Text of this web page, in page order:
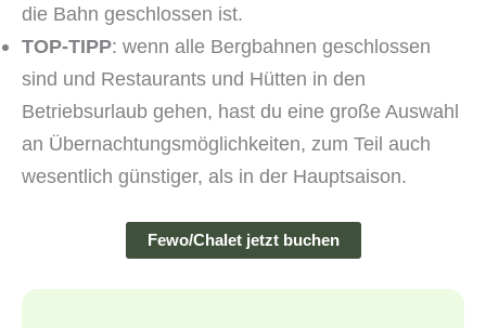
die Bahn geschlossen ist.
TOP-TIPP: wenn alle Bergbahnen geschlossen
sind und Restaurants und Hütten in den
Betriebsurlaub gehen, hast du eine große Auswahl
an Übernachtungsmöglichkeiten, zum Teil auch
wesentlich günstiger, als in der Hauptsaison.
Fewo/Chalet jetzt buchen